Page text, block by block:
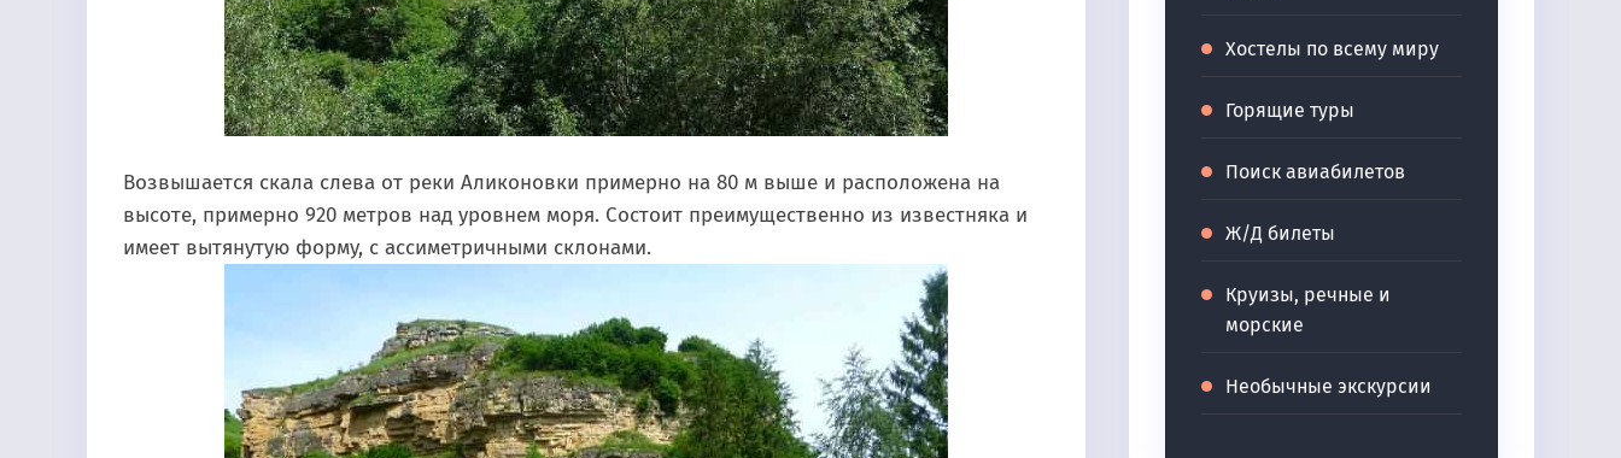
Возвышается скала слева от реки Аликоновки примерно на 80 м выше и расположена на
высоте, примерно 920 метров над уровнем моря. Состоит преимущественно из известняка и
имеет вытянутую форму, с ассиметричными склонами.
Хостелы по всему миру
Горящие туры
Поиск авиабилетов
Ж/Д билеты
Круизы, речные и
морские
Необычные экскурсии